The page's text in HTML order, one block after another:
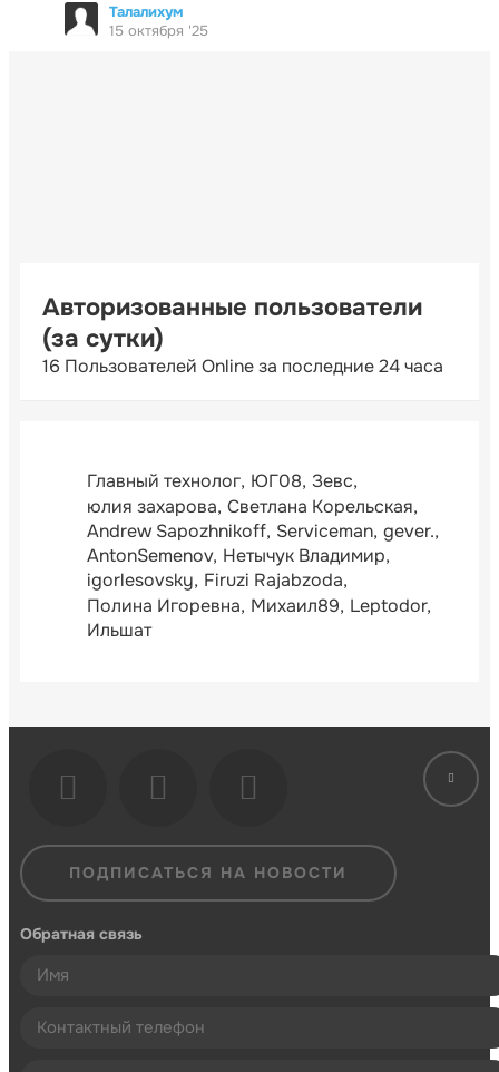
Талалихум
15 октября '25
Авторизованные пользователи
(за сутки)
16 Пользователей Online за последние 24 часа
Главный технолог ЮГ08 Зевс
юлия захарова Светлана Корельская
Andrew Sapozhnikoff Serviceman gever.
AntonSemenov Нетычук Владимир
igorlesovsky Firuzi Rajabzoda
Полина Игоревна Михаил89 Leptodor
Ильшат
ПОДПИСАТЬСЯ НА НОВОСТИ
Обратная связь